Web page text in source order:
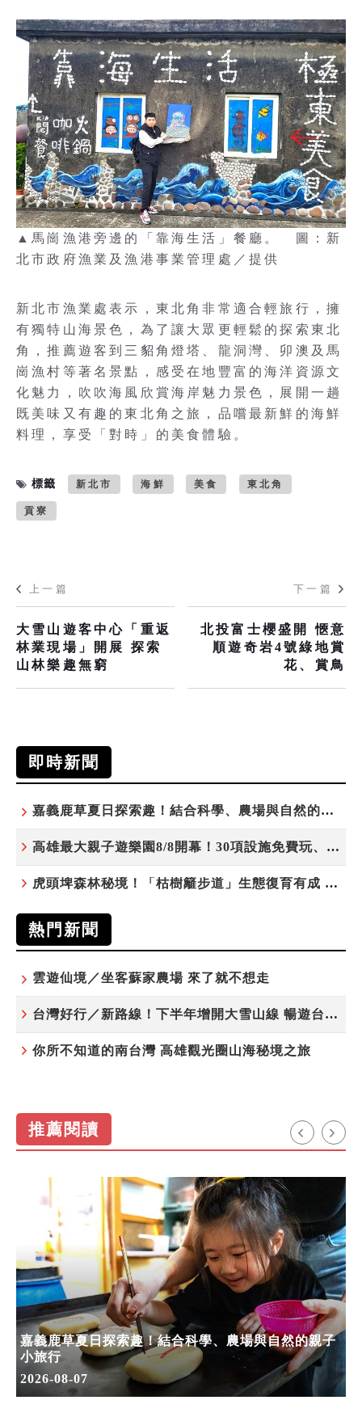
▲馬崗漁港旁邊的「靠海生活」餐廳。 圖：新
北市政府漁業及漁港事業管理處／提供
新北市漁業處表示，東北角非常適合輕旅行，擁
有獨特山海景色，為了讓大眾更輕鬆的探索東北
角，推薦遊客到三貂角燈塔、龍洞灣、卯澳及馬
崗漁村等著名景點，感受在地豐富的海洋資源文
化魅力，吹吹海風欣賞海岸魅力景色，展開一趟
既美味又有趣的東北角之旅，品嚐最新鮮的海鮮
料理，享受「對時」的美食體驗。
標籤 新北市 海鮮 美食 東北角
貢寮
上一篇
大雪山遊客中心「重返
林業現場」開展 探索
山林樂趣無窮
下一篇
北投富士櫻盛開 愜意
順遊奇岩4號綠地賞
花、賞鳥
即時新聞
嘉義鹿草夏日探索趣！結合科學、農場與自然的親子小旅行
高雄最大親子遊樂園8/8開幕！30項設施免費玩、YOYO家族嗨翻暑假
虎頭埤森林秘境！「枯樹籬步道」生態復育有成 走進大自然生命教室
熱門新聞
雲遊仙境／坐客蘇家農場 來了就不想走
台灣好行／新路線！下半年增開大雪山線 暢遊台中更便利
你所不知道的南台灣 高雄觀光圈山海秘境之旅
推薦閱讀
嘉義鹿草夏日探索趣！結合科學、農場與自然的親子
小旅行
2026-08-07